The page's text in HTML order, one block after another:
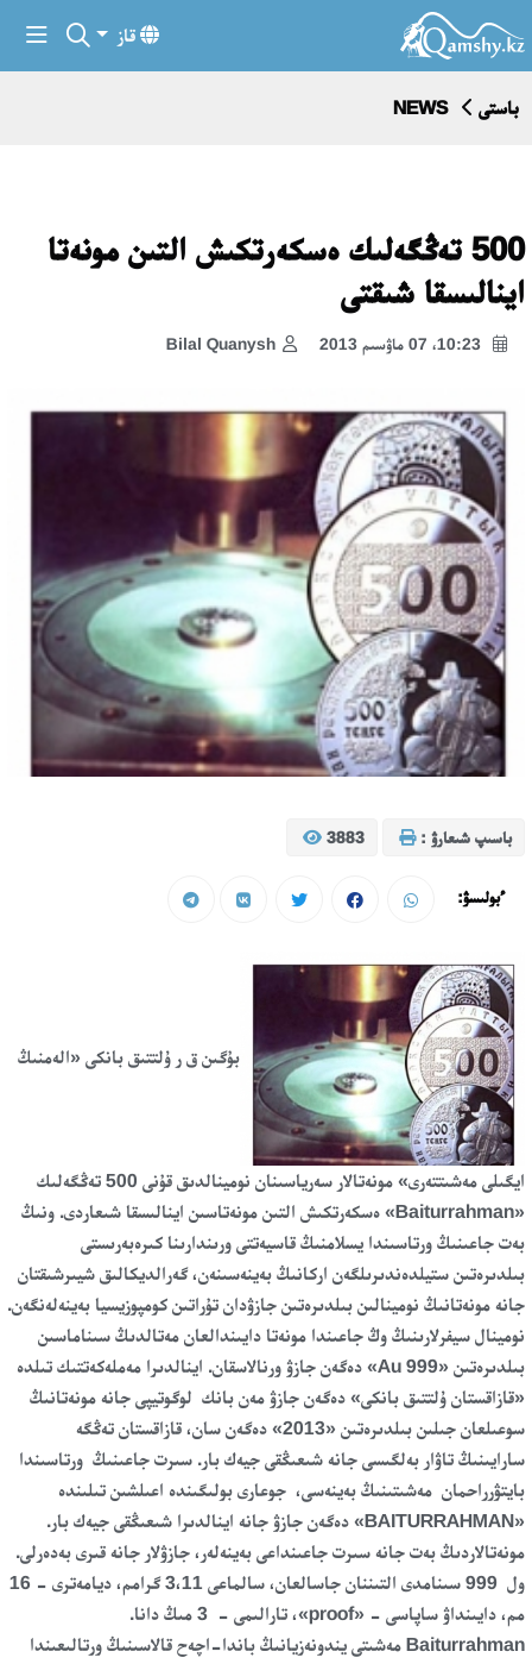
قاز
باستى NEWS
500 تەڭگەلىك ەسكەرتكىش التىن مونەتا
اينالىسقا شىقتى
Bilal Quanysh
باسىپ شىعارۋ : 3883
ءبولىسۋ:
بۇگىن ق ر ۇلتتىق بانكى «الەمنىڭ
ايگىلى مەشىتتەرى» مونەتالار سەرياسىنان نومينالدىق قۇنى 500 تەڭگەلىك
«Baiturrahman» ەسكەرتكىش التىن مونەتاسىن اينالىسقا شىعاردى. ونىڭ
بەت جاعىنىڭ ورتاسىندا يسلامنىڭ قاسيەتتى ورىندارىنا كىرەبەرىستى
بىلدىرەتىن ستيلدەندىرىلگەن اركانىڭ بەينەسىنەن، گەرالديكالىق شيىرشىقتان
جانە مونەتانىڭ نومينالىن بىلدىرەتىن جازۋدان تۇراتىن كومپوزيسيا بەينەلەنگەن.
نومينال سيفرلارىنىڭ وڭ جاعىندا مونەتا دايىندالعان مەتالدىڭ سىناماسىن
بىلدىرەتىن «Au 999» دەگەن جازۋ ورنالاسقان. اينالدىرا مەملەكەتتىك تىلدە
«قازاقستان ۇلتتىق بانكى» دەگەن جازۋ مەن بانك لوگوتيپى جانە مونەتانىڭ
سوعىلعان جىلىن بىلدىرەتىن «2013» دەگەن سان، قازاقستان تەڭگە
سارايىنىڭ تاۋار بەلگىسى جانە شىعىڭقى جيەك بار. سىرت جاعىنىڭ ورتاسىندا
بايتۋرراحمان مەشىتىنىڭ بەينەسى، جوعارى بولىگىندە اعىلشىن تىلىندە
«BAITURRAHMAN» دەگەن جازۋ جانە اينالدىرا شىعىڭقى جيەك بار.
مونەتالاردىڭ بەت جانە سىرت جاعىنداعى بەينەلەر، جازۋلار جانە قىرى بەدەرلى.
ول 999 سىنامدى التىننان جاسالعان، سالماعى 3،11 گرامم، ديامەترى - 16
مم، دايىنداۋ ساپاسى - «proof»، تارالىمى - 3 مىڭ دانا.
Baiturrahman مەشىتى يندونەزيانىڭ باندا-اچەح قالاسىنىڭ ورتالىعىندا